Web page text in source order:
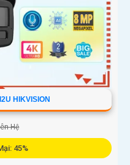
HIKVISION
Hệ
45%